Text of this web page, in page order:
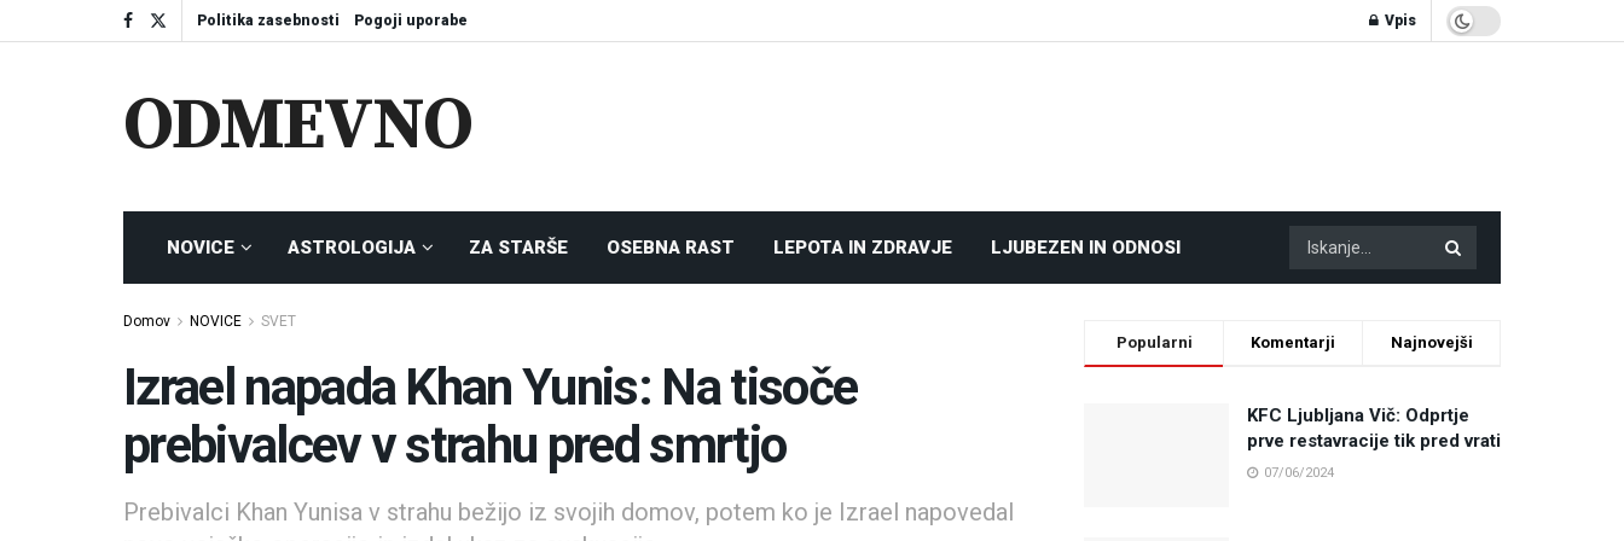
Politika zasebnosti Pogoji uporabe Vpis
ODMEVNO
NOVICE ASTROLOGIJA ZA STARŠE OSEBNA RAST LEPOTA IN ZDRAVJE LJUBEZEN IN ODNOSI
Domov NOVICE SVET
Izrael napada Khan Yunis: Na tisoče
prebivalcev v strahu pred smrtjo
Prebivalci Khan Yunisa v strahu bežijo iz svojih domov, potem ko je Izrael napovedal
Popularni Komentarji Najnovejši
KFC Ljubljana Vič: Odprtje
prve restavracije tik pred vrati
07/06/2024